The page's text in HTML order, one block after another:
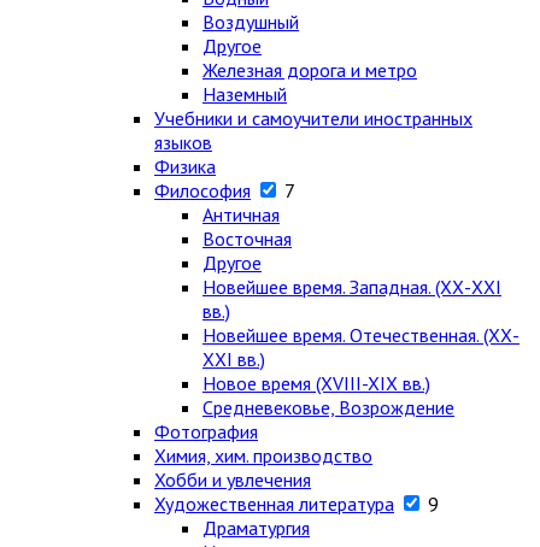
Воздушный
Другое
Железная дорога и метро
Наземный
Учебники и самоучители иностранных
языков
Физика
Философия
7
Античная
Восточная
Другое
Новейшее время. Западная. (ХХ-ХХI
вв.)
Новейшее время. Отечественная. (ХХ-
ХХI вв.)
Новое время (XVIII-XIX вв.)
Средневековье, Возрождение
Фотография
Химия, хим. производство
Хобби и увлечения
Художественная литература
9
Драматургия